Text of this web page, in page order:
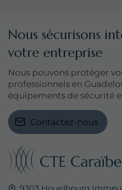
Nous sécurisons
votre entreprise
Nous pouvons protéger
professionnels en
équipements de sécurité
Contactez-nous